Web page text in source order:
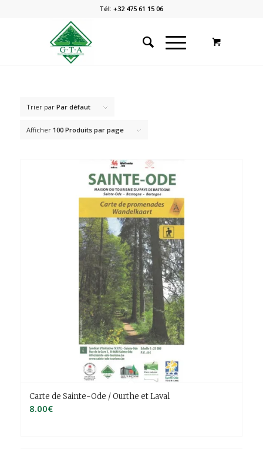
Tél: +32 475 61 15 06
Trier par Par défaut
Afficher 100 Produits par page
Carte de Sainte-Ode / Ourthe et Laval
8.00€